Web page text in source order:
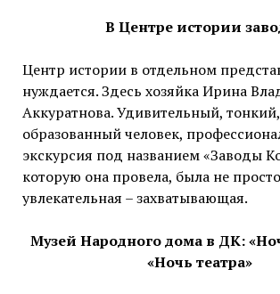
В Центре истории
Центр истории в отдельном
нуждается. Здесь хозяйка Ирина
Аккуратнова. Удивительный, тонкий,
образованный человек,
экскурсия под названием «Заводы
которую она провела, была не просто
увлекательная – захватывающая.
Музей Народного дома в ДК:
«Ночь театра»